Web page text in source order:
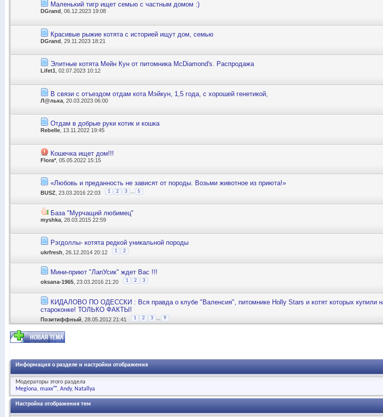
Маленький тигр ищет семью с частным домом :)
DGrand , 06.12.2023 19:08
Красивые рыжие котята с историей ищут дом, семью
DGrand , 29.11.2023 18:21
Элитные котята Мейн Кун от питомника McDiamond's. Распродажа
Lifet1 , 02.07.2023 10:12
В связи с отъездом отдам кота Мэйкун, 1,5 года, с хорошей генетикой,
Л@лька , 20.03.2023 06:00
Отдам в добрые руки котик и кошка
Rebelle , 13.11.2022 19:45
Кошечка ищет дом!!!
Flora* , 05.05.2022 15:15
«Любовь и преданность не зависят от породы. Возьми животное из приюта!»
BUSZ , 23.03.2016 22:03 1 2 3 5
База "Мурчащий любимец"
myshka , 28.03.2015 22:59
Рэгдоллы- котята редкой уникальной породы
ukrfresh , 26.12.2014 20:12 1 2
Мини-приют "ЛапУсик" ждет Вас !!!
oksana-1965 , 23.03.2016 21:20 1 2 3
КИДАЛОВО ПО ОДЕССКИ : Вся правда о клубе "Валенсия", питомнике Holly Stars и котят которых купили
староконке! ТОЛЬКО ФАКТЫ!
Позитиффный , 28.05.2012 21:41 1 2 3 9
Информация о разделе и настройки отображения
Модераторы этого раздела
Megiona maxx™ Andy Natallya
Настройка отображения тем